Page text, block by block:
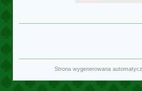
Strona wygenerowana